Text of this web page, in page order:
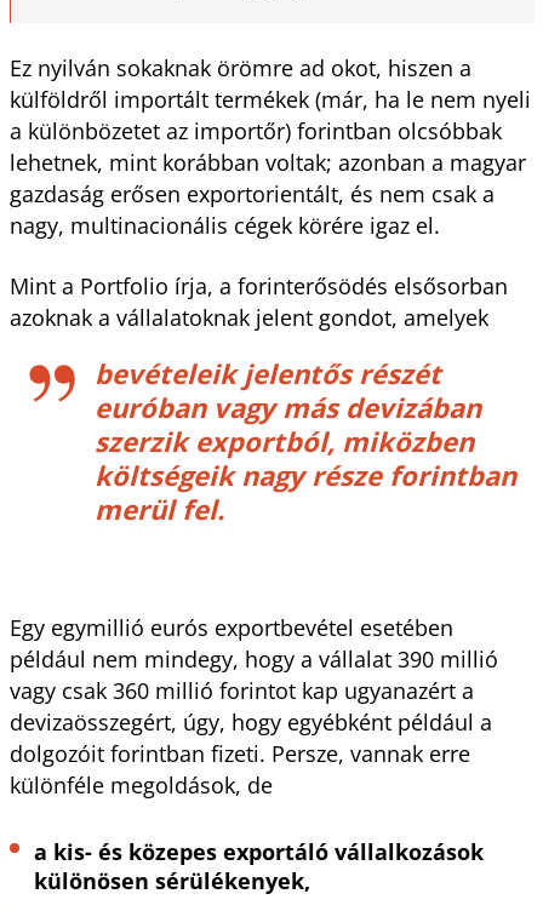
Ez nyilván sokaknak örömre ad okot, hiszen a
külföldről importált termékek (már, ha le nem nyeli
a különbözetet az importőr) forintban olcsóbbak
lehetnek, mint korábban voltak; azonban a magyar
gazdaság erősen exportorientált, és nem csak a
nagy, multinacionális cégek körére igaz el.
Mint a Portfolio írja, a forinterősödés elsősorban
azoknak a vállalatoknak jelent gondot, amelyek
bevételeik jelentős részét
euróban vagy más devizában
szerzik exportból, miközben
költségeik nagy része forintban
merül fel.
Egy egymillió eurós exportbevétel esetében
például nem mindegy, hogy a vállalat 390 millió
vagy csak 360 millió forintot kap ugyanazért a
devizaösszegért, úgy, hogy egyébként például a
dolgozóit forintban fizeti. Persze, vannak erre
különféle megoldások, de
a kis- és közepes exportáló vállalkozások
különösen sérülékenyek,